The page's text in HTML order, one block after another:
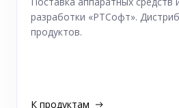
разработки «РТСофт».
продуктов.
К продуктам